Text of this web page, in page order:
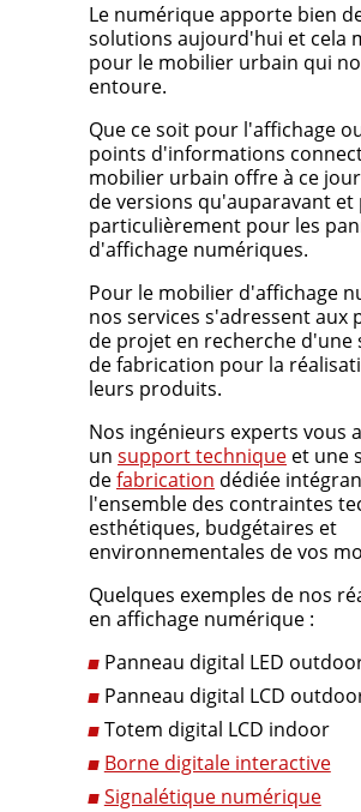
Le numérique apporte bien
solutions aujourd'hui et cela
pour le mobilier urbain qui
entoure.
Que ce soit pour l'affichage
points d'informations
mobilier urbain offre à ce
de versions qu'auparavant et
particulièrement pour les
d'affichage numériques.
Pour le mobilier d'affichage
nos services s'adressent aux
de projet en recherche d'une
de fabrication pour la
leurs produits.
Nos ingénieurs experts vous
un support technique et une
defabrication dédiée
l'ensemble des contraintes
esthétiques, budgétaires et
environnementales de vos
Quelques exemples de nos
en affichage numérique :
Panneau digital LED
Panneau digital LCD
Totem digital LCD indoor
Borne digitale interactive
Signalétique numérique